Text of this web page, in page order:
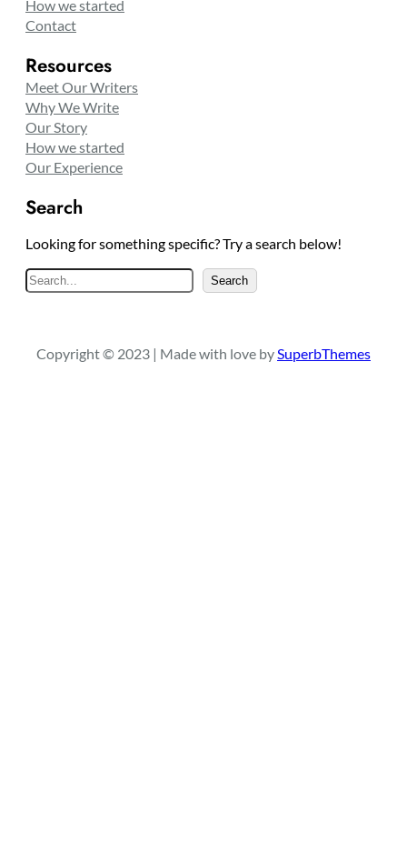
How we started
Contact
Resources
Meet Our Writers
Why We Write
Our Story
How we started
Our Experience
Search
Looking for something specific? Try a search below!
e
c
Search
Copyright © 2023 | Made with love bySuperbThemes